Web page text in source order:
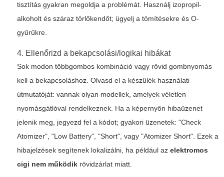
tisztítás gyakran megoldja a problémát. Használj izopropil-
alkoholt és száraz törlőkendőt; ügyelj a tömítésekre és O-
gyűrűkre.
4. Ellenőrizd a bekapcsolási/logikai hibákat
Sok modon többgombos kombináció vagy rövid gombnyomás
kell a bekapcsoláshoz. Olvasd el a készülék használati
útmutatóját: vannak olyan modellek, amelyek véletlen
nyomásgátlóval rendelkeznek. Ha a képernyőn hibaüzenet
jelenik meg, jegyezd fel a kódot; gyakori üzenetek: "Check
Atomizer", "Low Battery", "Short", vagy "Atomizer Short". Ezek a
hibajelzések segítenek lokalizálni, ha például az elektromos
cigi nem működik rövidzárlat miatt.